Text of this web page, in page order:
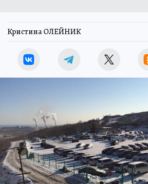
Кристина ОЛЕЙНИК